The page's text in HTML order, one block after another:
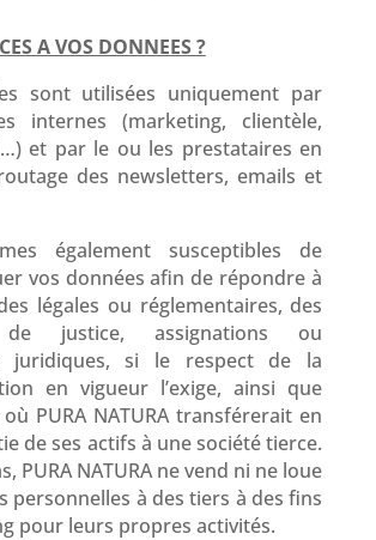
A VOS DONNEES ?
sont utilisées uniquement par
internes (marketing, clientèle,
et par le ou les prestataires en
des newsletters, emails et
également susceptibles de
vos données afin de répondre à
légales ou réglementaires, des
de justice, assignations ou
juridiques, si le respect de la
en vigueur l’exige, ainsi que
PURA NATURA transférerait en
de ses actifs à une société tierce.
PURA NATURA ne vend ni ne loue
personnelles à des tiers à des fins
pour leurs propres activités.